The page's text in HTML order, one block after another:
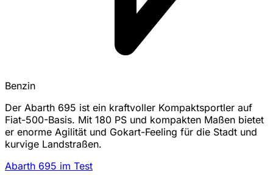
Benzin
Der Abarth 695 ist ein kraftvoller Kompaktsportler auf
Fiat-500-Basis. Mit 180 PS und kompakten Maßen bietet
er enorme Agilität und Gokart-Feeling für die Stadt und
kurvige Landstraßen.
Abarth 695 im Test